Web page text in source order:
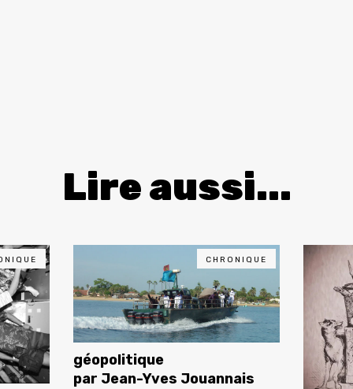
Lire aussi...
CHRONIQUE
géopolitique
par Jean-Yves Jouannais